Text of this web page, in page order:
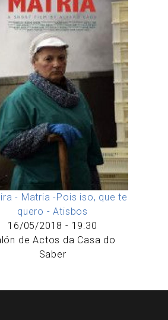
- Matria -Pois iso, que te
quero - Atisbos
16/05/2018 - 19:30
de Actos da Casa do
Saber